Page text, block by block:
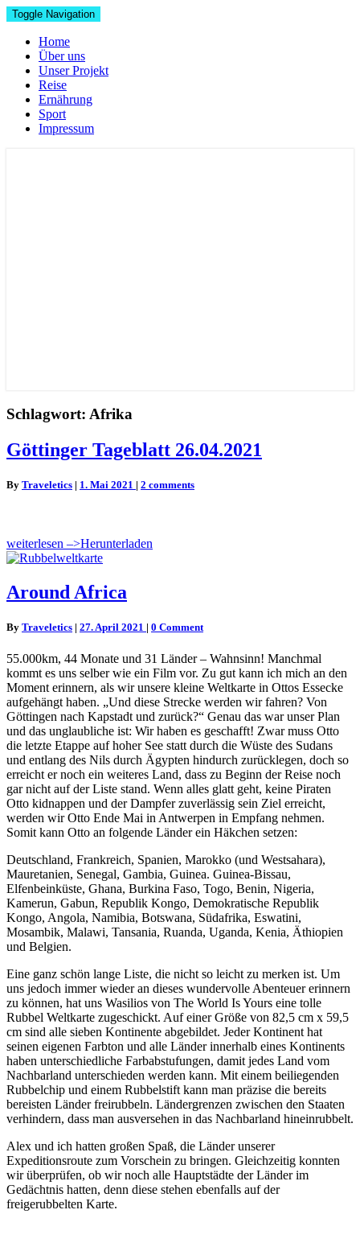
Toggle Navigation
Home
Über uns
Unser Projekt
Reise
Ernährung
Sport
Impressum
Schlagwort: Afrika
Göttinger
Tageblatt
Göttinger Tageblatt 26.04.2021
By Traveletics | 1. Mai 2021 | Comments
2 comments
weiterlesen –>Herunterladen
Around
Africa
Around Africa
By Traveletics | 27. April 2021 | Comments
0 Comment
55.000km, 44 Monate und 31 Länder – Wahnsinn! Manchmal
kommt es uns selber wie ein Film vor. Zu gut kann ich mich an den
Moment erinnern, als wir unsere kleine Weltkarte in Ottos Essecke
aufgehängt haben. „Und diese Strecke werden wir fahren? Von
Göttingen nach Kapstadt und zurück?“ Genau das war unser Plan
und das unglaubliche ist: Wir haben es geschafft! Zwar muss Otto
die letzte Etappe auf hoher See statt durch die Wüste des Sudans
und entlang des Nils durch Ägypten hindurch zurücklegen, doch so
erreicht er noch ein weiteres Land, dass zu Beginn der Reise noch
gar nicht auf der Liste stand. Wenn alles glatt geht, keine Piraten
Otto kidnappen und der Dampfer zuverlässig sein Ziel erreicht,
werden wir Otto Ende Mai in Antwerpen in Empfang nehmen.
Somit kann Otto an folgende Länder ein Häkchen setzen:
Deutschland, Frankreich, Spanien, Marokko (und Westsahara),
Mauretanien, Senegal, Gambia, Guinea. Guinea-Bissau,
Elfenbeinküste, Ghana, Burkina Faso, Togo, Benin, Nigeria,
Kamerun, Gabun, Republik Kongo, Demokratische Republik
Kongo, Angola, Namibia, Botswana, Südafrika, Eswatini,
Mosambik, Malawi, Tansania, Ruanda, Uganda, Kenia, Äthiopien
und Belgien.
Eine ganz schön lange Liste, die nicht so leicht zu merken ist. Um
uns jedoch immer wieder an dieses wundervolle Abenteuer erinnern
zu können, hat uns Wasilios von The World Is Yours eine tolle
Rubbel Weltkarte zugeschickt. Auf einer Größe von 82,5 cm x 59,5
cm sind alle sieben Kontinente abgebildet. Jeder Kontinent hat
seinen eigenen Farbton und alle Länder innerhalb eines Kontinents
haben unterschiedliche Farbabstufungen, damit jedes Land vom
Nachbarland unterschieden werden kann. Mit einem beiliegenden
Rubbelchip und einem Rubbelstift kann man präzise die bereits
bereisten Länder freirubbeln. Ländergrenzen zwischen den Staaten
verhindern, dass man ausversehen in das Nachbarland hineinrubbelt.
Alex und ich hatten großen Spaß, die Länder unserer
Expeditionsroute zum Vorschein zu bringen. Gleichzeitig konnten
wir überprüfen, ob wir noch alle Hauptstädte der Länder im
Gedächtnis hatten, denn diese stehen ebenfalls auf der
freigerubbelten Karte.